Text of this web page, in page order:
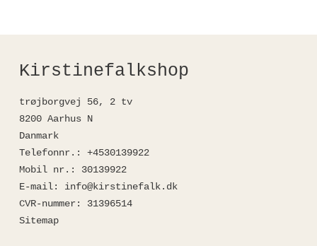
Kirstinefalkshop
trøjborgvej 56, 2 tv
8200 Aarhus N
Danmark
Telefonnr. :
+4530139922
Mobil nr. :
30139922
E-mail:
info@kirstinefalk.dk
CVR-nummer:
31396514
Sitemap